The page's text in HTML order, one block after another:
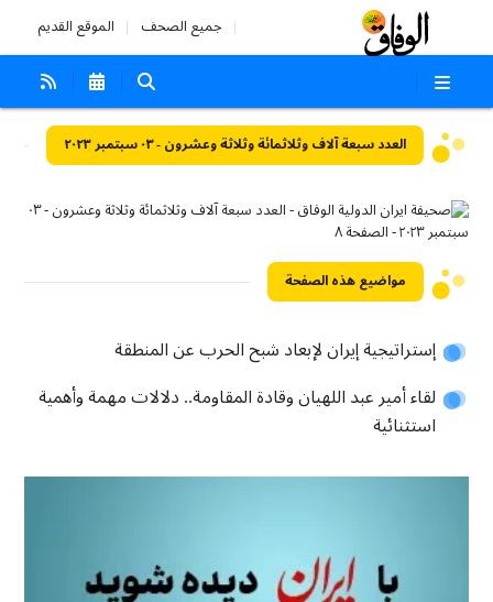
جميع الصحف الموقع القديم
العدد سبعة آلاف وثلاثمائة وثلاثة وعشرون - ٠٣ سبتمبر ٢٠٢٣
مواضيع هذه الصفحة
إستراتيجية إيران لإبعاد شبح الحرب عن المنطقة
لقاء أمير عبد اللهيان وقادة المقاومة.. دلالات مهمة وأهمية
استثنائية